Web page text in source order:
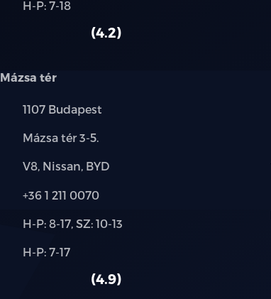
használt
Alkatrész,
H-P: 7-18
4.2
Mázsa tér
Település:
1107 Budapest
Cím:
Mázsa tér 3-5.
Márkák:
V8, Nissan, BYD
Telefon:
+36 1 211 0070
Új-
használt
H-P: 8-17, SZ: 10-13
Alkatrész,
H-P: 7-17
4.9